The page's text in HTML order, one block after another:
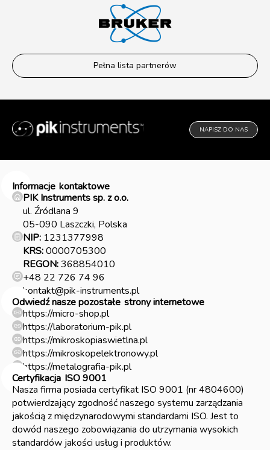
Pełna lista partnerów
NAPISZ DO NAS
Informacje kontaktowe
PIK Instruments sp. z o.o.
ul. Źródlana 9
05-090 Laszczki, Polska
NIP: 1231377998
KRS:0000705300
REGON:368854010
+48 22 726 74 96
kontakt@pik-instruments.pl
Odwiedź nasze pozostałe strony internetowe
https://micro-shop.pl
https://laboratorium-pik.pl
https://mikroskopiaswietlna.pl
https://mikroskopelektronowy.pl
https://metalografia-pik.pl
Certyfikacja ISO 9001
Nasza firma posiada certyfikat ISO 9001 (nr 4804600)
potwierdzający zgodność naszego systemu zarządzania
jakością z międzynarodowymi standardami ISO. Jest to
dowód naszego zobowiązania do utrzymania wysokich
standardów jakości usług i produktów.